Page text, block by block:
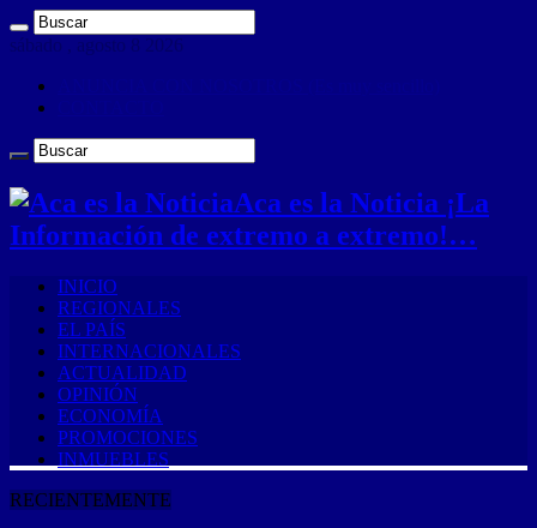
sábado , agosto 8 2026
Aca es la Noticia ¡La
Información de extremo a extremo!…
INICIO
REGIONALES
EL PAÍS
INTERNACIONALES
ACTUALIDAD
OPINIÓN
ECONOMÍA
PROMOCIONES
INMUEBLES
RECIENTEMENTE